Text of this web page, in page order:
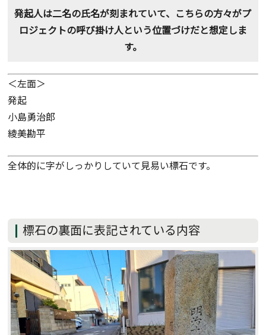
発起人は二名の氏名が刻まれていて、こちらの方々がプ
ロジェクトの呼び掛け人という位置づけだと想定しま
す。
＜左面＞
発起
小島勇治郎
綾美勘平
全体的に字がしっかりしていて見易い標石です。
標石の裏面に表記されている内容